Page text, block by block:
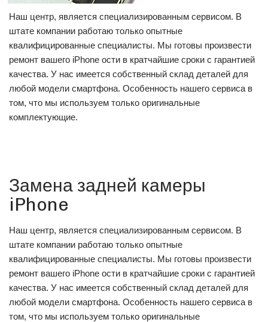
Наш центр, является специализированным сервисом. В
штате компании работаю только опытные
квалифицированные специалисты. Мы готовы произвести
ремонт вашего iPhone ости в кратчайшие сроки с гарантией
качества. У нас имеется собственный склад деталей для
любой модели смартфона. Особенность нашего сервиса в
том, что мы используем только оригинальные
комплектующие.
Замена задней камеры
iPhone
Наш центр, является специализированным сервисом. В
штате компании работаю только опытные
квалифицированные специалисты. Мы готовы произвести
ремонт вашего iPhone ости в кратчайшие сроки с гарантией
качества. У нас имеется собственный склад деталей для
любой модели смартфона. Особенность нашего сервиса в
том, что мы используем только оригинальные